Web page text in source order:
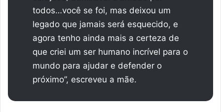
todos…você se foi, mas deixou um
legado que jamais será esquecido, e
agora tenho ainda mais a certeza de
que criei um ser humano incrível para o
mundo para ajudar e defender o
próximo”, escreveu a mãe.